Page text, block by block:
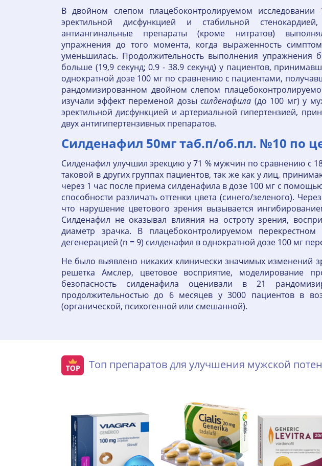
В двойном слепом плацебоконтролируемом исследовании
эректильной дисфункцией и стабильной
антиангинальные препараты (кроме нитратов)
упражнения до того момента, когда выраженность
уменьшилась. Продолжительность выполнения упражнения
больше (19,9 секунд; 0.9 - 38.9 секунд) у пациентов,
однократной дозе 100 мг по сравнению с пациентами,
рандомизированном двойном слепом
изучали эффект переменой дозысилденафила (до 100 мг) у
эректильной дисфункцией и артериальной гипертензией,
двух антигипертензивных препаратов.
Силденафил 50мг таб.п/об.пл. №10 по
Силденафил улучшил эрекцию у 71 % мужчин по сравнению с
таковой в других группах пациентов, так же как у лиц,
через 1 час после приема силденафила в дозе 100 мг с
способности различать оттенки цвета (синего/зеленого).
что нарушение цветового зрения вызывается
Силденафил не оказывал влияния на остроту зрения,
диаметр зрачка. В плацебоконтролируемом
дегенерацией (n = 9) силденафил в однократной дозе 100 мг
Не было выявлено никаких клинически значимых изменений
решетка Амслер, цветовое восприятие, моделирование
безопасность силденафила оценивали в 21
продолжительностью до 6 месяцев у 3000 пациентов в
(органической, психогенной или смешанной).
Топ препаратов для улучшения мужской